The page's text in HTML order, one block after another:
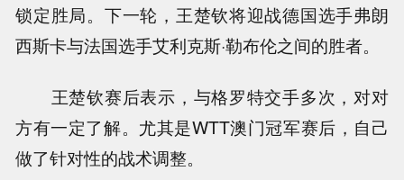
锁定胜局。下一轮，王楚钦将迎战德国选手弗朗
西斯卡与法国选手艾利克斯·勒布伦之间的胜者。
王楚钦赛后表示，与格罗特交手多次，对对
方有一定了解。尤其是WTT澳门冠军赛后，自己
做了针对性的战术调整。